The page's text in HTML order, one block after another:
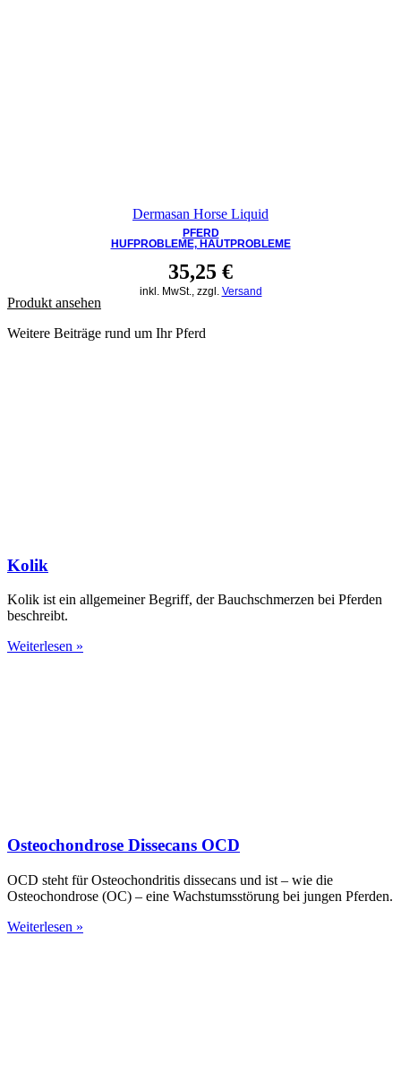
Dermasan Horse Liquid
PFERD
HUFPROBLEME, HAUTPROBLEME
35,25 €
inkl. MwSt., zzgl. Versand
Produkt ansehen
Weitere Beiträge rund um Ihr Pferd
Kolik
Kolik ist ein allgemeiner Begriff, der Bauchschmerzen bei Pferden
beschreibt.
Weiterlesen »
Osteochondrose Dissecans OCD
OCD steht für Osteochondritis dissecans und ist – wie die
Osteochondrose (OC) – eine Wachstumsstörung bei jungen Pferden.
Weiterlesen »